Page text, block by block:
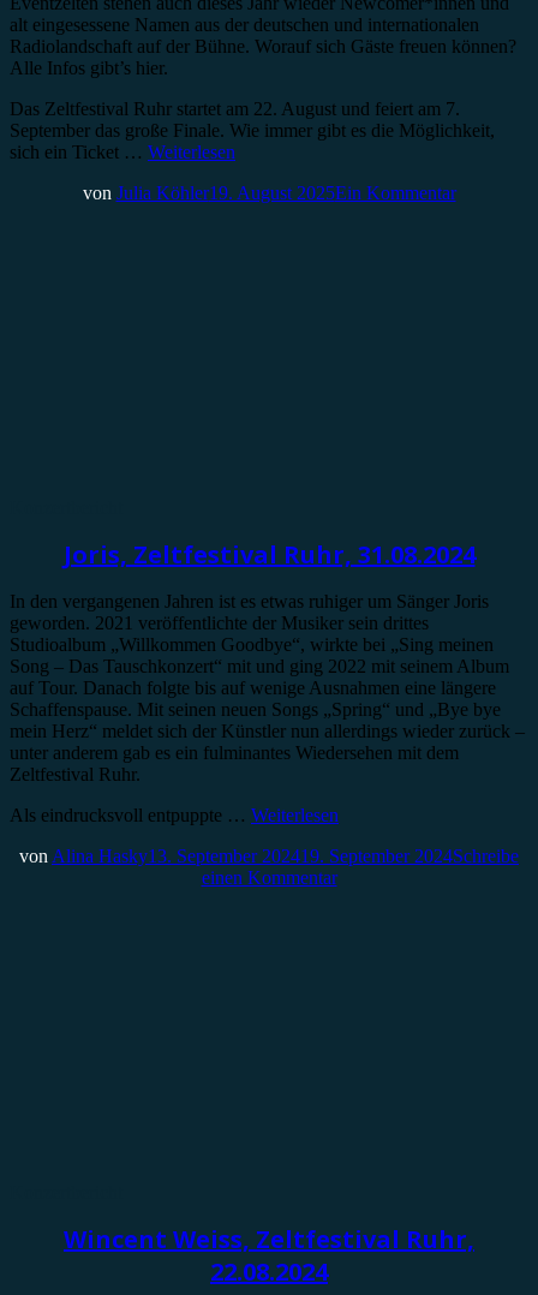
alt eingesessene Namen aus der deutschen und internationalen
Radiolandschaft auf der Bühne. Worauf sich Gäste freuen können?
Alle Infos gibt’s hier.
Das Zeltfestival Ruhr startet am 22. August und feiert am 7.
September das große Finale. Wie immer gibt es die Möglichkeit,
sich ein Ticket … Weiterlesen
von Julia Köhler19. August 2025Ein Kommentar
Joris, Zeltfestival Ruhr, 31.08.2024
In den vergangenen Jahren ist es etwas ruhiger um Sänger Joris
geworden. 2021 veröffentlichte der Musiker sein drittes
Studioalbum „Willkommen Goodbye“, wirkte bei „Sing meinen
Song – Das Tauschkonzert“ mit und ging 2022 mit seinem Album
auf Tour. Danach folgte bis auf wenige Ausnahmen eine längere
Schaffenspause. Mit seinen neuen Songs „Spring“ und „Bye bye
mein Herz“ meldet sich der Künstler nun allerdings wieder zurück –
unter anderem gab es ein fulminantes Wiedersehen mit dem
Zeltfestival Ruhr.
Als eindrucksvoll entpuppte … Weiterlesen
von Alina Hasky13. September 202419. September 2024Schreibe
einen Kommentar
Wincent Weiss, Zeltfestival Ruhr,
22.08.2024